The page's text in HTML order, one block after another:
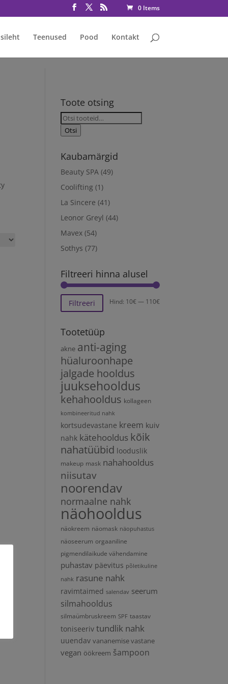
consent has been granted fbq('consent', 'grant');
0 Items
Teenused Pood Kontakt
Toote otsing
Otsi:
Otsi
Kaubamärgid
Beauty SPA (49)
Coolifting (1)
La Sincere (41)
Leonor Greyl (44)
Mavex (54)
Sothys (77)
Filtreeri hinna alusel
Minimaalne
Maksimaalne
Filtreeri Hind: 10€— 110€
Tootetüüp
akne anti-aging
hüaluroonhape
jalgade hooldus
juuksehooldus
kehahooldus kollageen
kombineeritud nahk
kortsudevastane kreem kuiv
nahk kätehooldus kõik
nahatüübid looduslik
makeup mask nahahooldus
niisutav
noorendav
normaalne nahk
näohooldus
näokreem näomask näopuhastus
näoseerum orgaaniline
pigmendilaikude vähendamine
puhastav päevitus põletikuline
nahk rasune nahk
ravimtaimed salendav seerum
silmahooldus
silmaümbruskreem SPF taastav
toniseeriv tundlik nahk
uuendav vananemise vastane
vegan öökreem šampoon